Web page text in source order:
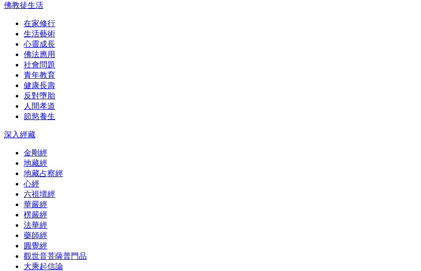
佛教徒生活
在家修行
生活藝術
心靈成長
佛法應用
社會問題
青年教育
健康長壽
反對墮胎
人間孝道
節慾養生
深入經藏
金剛經
地藏經
地藏占察經
心經
六祖壇經
華嚴經
楞嚴經
法華經
藥師經
圓覺經
觀世音菩薩普門品
大乘起信論